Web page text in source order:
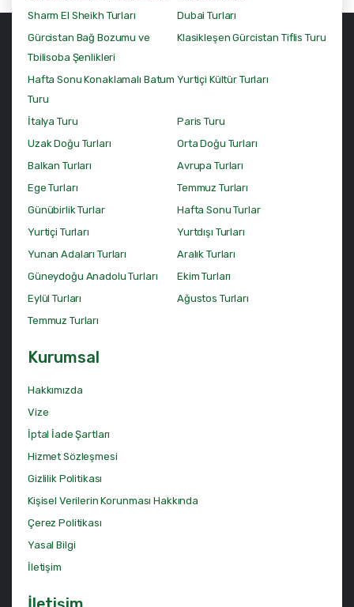
Sharm El Sheikh Turları
Dubai Turları
Gürcistan Bağ Bozumu ve
Tbilisoba Şenlikleri
Klasikleşen Gürcistan Tiflis Turu
Hafta Sonu Konaklamalı Batum
Turu
Yurtiçi Kültür Turları
İtalya Turu
Paris Turu
Uzak Doğu Turları
Orta Doğu Turları
Balkan Turları
Avrupa Turları
Ege Turları
Temmuz Turları
Günübirlik Turlar
Hafta Sonu Turlar
Yurtiçi Turları
Yurtdışı Turları
Yunan Adaları Turları
Aralık Turları
Güneydoğu Anadolu Turları
Ekim Turları
Eylül Turları
Ağustos Turları
Temmuz Turları
Kurumsal
Hakkımızda
Vize
İptal İade Şartları
Hizmet Sözleşmesi
Gizlilik Politikası
Kişisel Verilerin Korunması Hakkında
Çerez Politikası
Yasal Bilgi
İletişim